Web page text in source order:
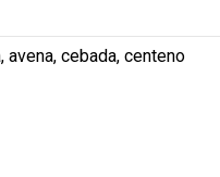
avena, cebada, centeno